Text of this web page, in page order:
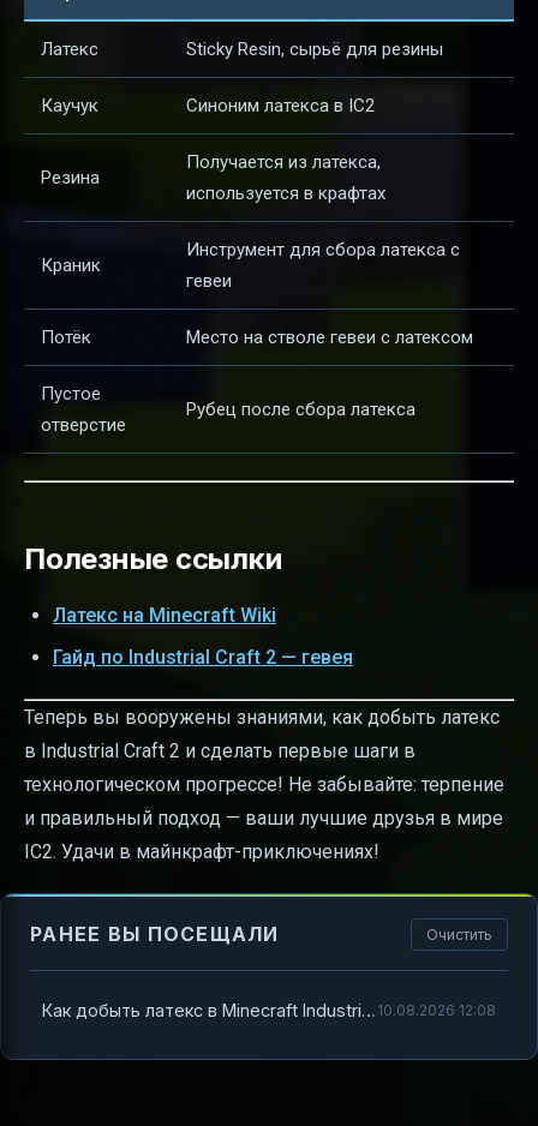
Латекс Sticky Resin, сырьё для резины
Каучук Синоним латекса в IC2
Резина
Получается из латекса,
используется в крафтах
Краник
Инструмент для сбора латекса с
гевеи
Потёк Место на стволе гевеи с латексом
Пустое
отверстие
Рубец после сбора латекса
Полезные ссылки
Латекс на Minecraft Wiki
Гайд по Industrial Craft 2 — гевея
Теперь вы вооружены знаниями, как добыть латекс
в Industrial Craft 2 и сделать первые шаги в
технологическом прогрессе! Не забывайте: терпение
и правильный подход — ваши лучшие друзья в мире
IC2. Удачи в майнкрафт-приключениях!
РАНЕЕ ВЫ ПОСЕЩАЛИ Очистить
Как добыть латекс в Minecraft Industrial Craft 2 — полный гайд для новичков 10.08.2026 12:08